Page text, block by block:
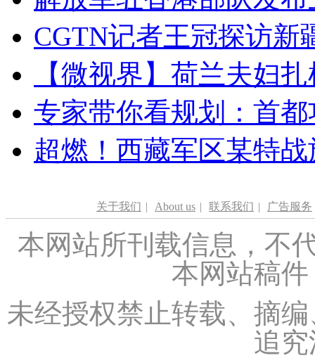
CGTN记者王冠探访新
【微视界】荷兰夫妇
专家带你看规划：首
超燃！西藏军区某特
关于我们 | About us | 联系我们 | 广告服务
本网站所刊载信息，不
本网站稿
未经授权禁止转载、摘
追